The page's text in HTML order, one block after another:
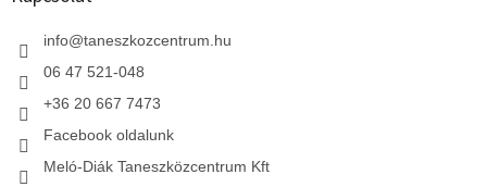
info@taneszkozcentrum.hu
06 47 521-048
+36 20 667 7473
Facebook oldalunk
Meló-Diák Taneszközcentrum Kft